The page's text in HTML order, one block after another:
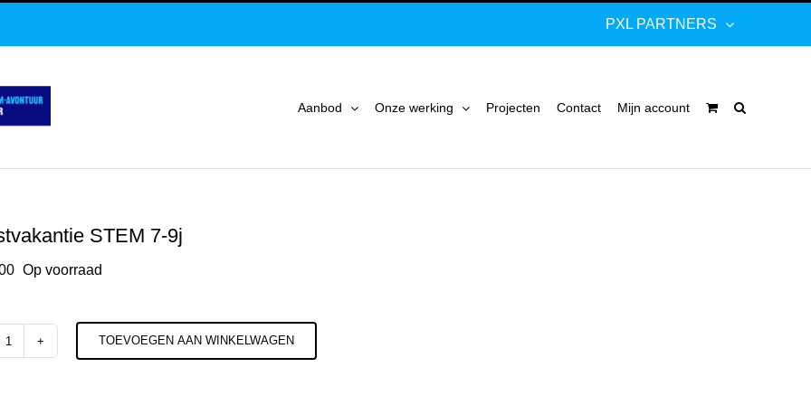
PXL PARTNERS
Aanbod Onze werking Projecten Contact Mijn account
STEM 7-9j
Op voorraad
Herfstvakantie
TOEVOEGEN AAN WINKELWAGEN